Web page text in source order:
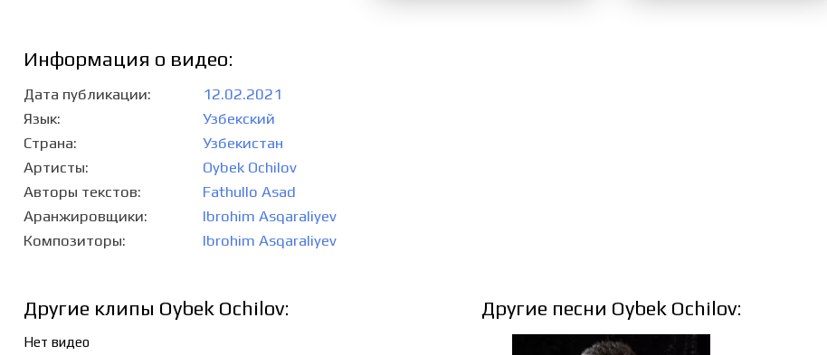
Информация о видео:
Дата публикации
12.02.2021
Язык
Узбекский
Страна
Узбекистан
Артисты
Oybek Ochilov
Авторы текстов
Fathullo Asad
Аранжировщики
Ibrohim Asqaraliyev
Композиторы
Ibrohim Asqaraliyev
Другие клипы Oybek Ochilov:
Нет видео
Другие песни Oybek Ochilov: